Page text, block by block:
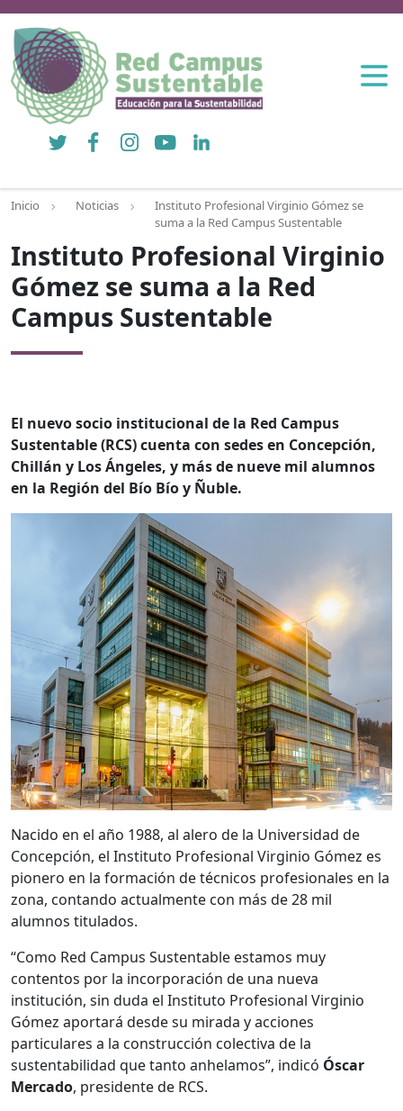
Twitter FacebookInstagramYouTubeLinkedIn
Inicio Noticias
Instituto Profesional Virginio Gómez se
suma a la Red Campus Sustentable
Instituto Profesional Virginio
Gómez se suma a la Red
Campus Sustentable
El nuevo socio institucional de la Red Campus
Sustentable (RCS) cuenta con sedes en Concepción,
Chillán y Los Ángeles, y más de nueve mil alumnos
en la Región del Bío Bío y Ñuble.
Nacido en el año 1988, al alero de la Universidad de
Concepción, el Instituto Profesional Virginio Gómez es
pionero en la formación de técnicos profesionales en la
zona, contando actualmente con más de 28 mil
alumnos titulados.
“Como Red Campus Sustentable estamos muy
contentos por la incorporación de una nueva
institución, sin duda el Instituto Profesional Virginio
Gómez aportará desde su mirada y acciones
particulares a la construcción colectiva de la
sustentabilidad que tanto anhelamos”, indicó Óscar
Mercado, presidente de RCS.